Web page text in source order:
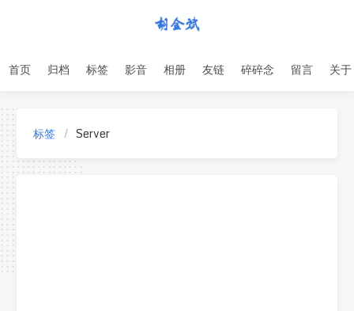
首页 归档 标签 影音 相册 友链 碎碎念 留言 关于
标签 Server